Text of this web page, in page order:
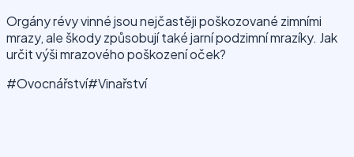
Orgány révy vinné jsou nejčastěji poškozované zimními
mrazy, ale škody způsobují také jarní podzimní mrazíky. Jak
určit výši mrazového poškození oček?
#Ovocnářství#Vinařství